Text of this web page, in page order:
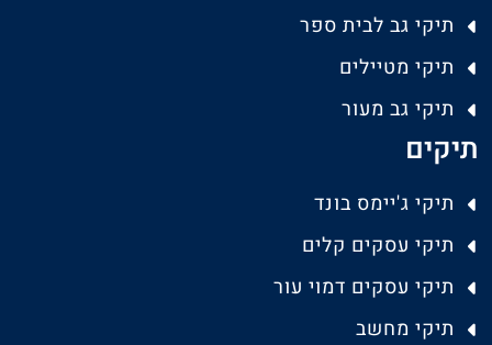
תיקי גב לבית ספר
תיקי מטיילים
תיקי גב מעור
תיקים
תיקי ג'יימס בונד
תיקי עסקים קלים
תיקי עסקים דמוי עור
תיקי מחשב